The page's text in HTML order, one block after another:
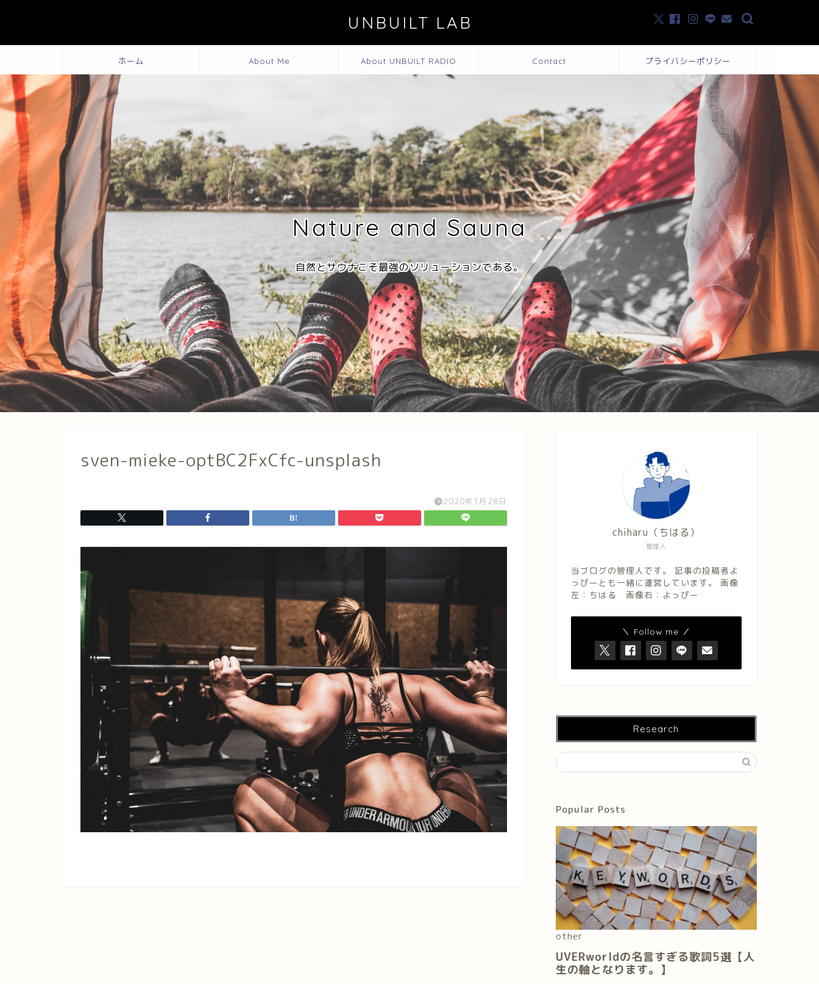
UNBUILT LAB
ホーム About Me About UNBUILT RADIO Contact プライバシーポリシー
Nature and Sauna
自然とサウナこそ最強のソリューションである。
sven-mieke-optBC2FxCfc-unsplash
2020年1月28日
管理人
chiharu（ちはる）
当ブログの管理人です。 記事の投稿者よ
っぴーとも一緒に運営しています。 画像
左：ちはる 画像右：よっぴー
＼ Follow me ／
Research
Popular Posts